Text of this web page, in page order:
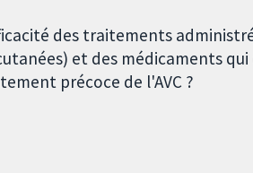
des traitements
et des médicaments
précoce de l'AVC ?